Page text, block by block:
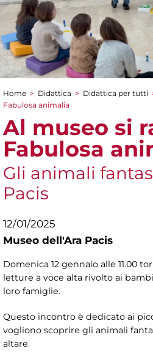
Tu sei qui
Home > Didattica > Didattica per tutti
Fabulosa animalia
Al museo si
Fabulosa
Gli animali
Pacis
12/01/2025
Museo dell'Ara Pacis
Domenica 12 gennaio alle 11.00
letture a voce alta rivolto ai
loro famiglie.
Questo incontro è dedicato ai
vogliono scoprire gli animali
altare.